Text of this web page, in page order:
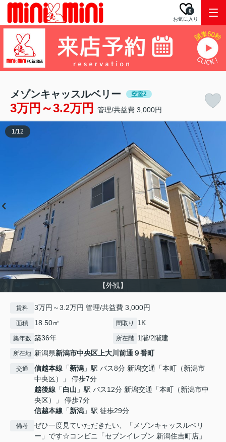
お気に入り
0
メゾンキャッスルベリー 空室2
3万円～3.2万円 管理/共益費 3,000円
【外観】
1 /12
賃料 3万円～3.2万円 管理/共益費 3,000円
面積 18.50㎡ 間取り 1K
築年数 築36年 所在階 1階/2階建
所在地 新潟県新潟市中央区 上大川前通９番町
交通 信越本線 「新潟 」駅 バス8分 新潟交通「本町（新潟市
中央区）」 停歩7分
越後線 「白山 」駅 バス12分 新潟交通「本町（新潟市中
央区）」 停歩7分
信越本線 「新潟 」駅 徒歩29分
備考
ぜひ一度見ていただきたい、「メゾンキャッスルベリ
ー」です☆コンビニ「セブンイレブン 新潟住吉町店」